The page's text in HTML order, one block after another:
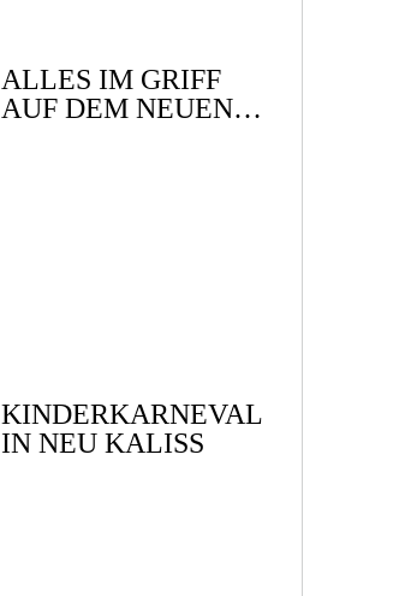
ALLES IM GRIFF
AUF DEM NEUEN
KINDERKARNEVAL
IN NEU KALISS